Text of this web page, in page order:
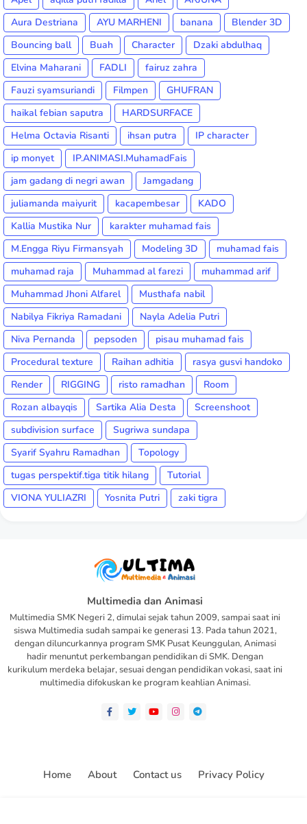
Aura Destriana
AYU MARHENI banana
Blender 3D
Bouncing ball
Buah Character
Dzaki abdulhaq
Elvina Maharani
FADLI
fairuz zahra
Fauzi syamsuriandi
Filmpen
GHUFRAN
haikal febian saputra
HARDSURFACE
Helma Octavia Risanti
ihsan putra
IP character
ip monyet
IP.ANIMASI.MuhamadFais
jam gadang di negri awan
Jamgadang
juliamanda maiyurit
kacapembesar
KADO
Kallia Mustika Nur
karakter muhamad fais
M.Engga Riyu Firmansyah
Modeling 3D
muhamad fais
muhamad raja
Muhammad al farezi
muhammad arif
Muhammad Jhoni Alfarel
Musthafa nabil
Nabilya Fikriya Ramadani
Nayla Adelia Putri
Niva Pernanda
pepsoden
pisau muhamad fais
Procedural texture
Raihan adhitia
rasya gusvi handoko
Render
RIGGING risto ramadhan
Room
Rozan albayqis
Sartika Alia Desta
Screenshoot
subdivision surface
Sugriwa sundapa
Syarif Syahru Ramadhan
Topology
tugas perspektif.tiga titik hilang
Tutorial
VIONA YULIAZRI
Yosnita Putri zaki tigra
Multimedia dan Animasi
Multimedia SMK Negeri 2, dimulai sejak tahun 2009, sampai saat ini
siswa Multimedia sudah sampai ke generasi 13. Pada tahun 2021,
dengan diluncurkannya program SMK Pusat Keunggulan, Animasi
hadir menuntut perkembangan pendidikan di SMK. Dengan
kurikulum merdeka belajar, sesuai dengan pendidikan vokasi, saat ini
multimedia difokuskan ke program keahlian Animasi.
Home About Contact us Privacy Policy